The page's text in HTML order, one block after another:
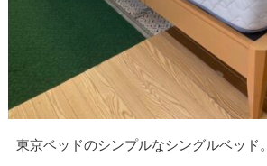
東京ベッドのシンプルなシングルベッド。